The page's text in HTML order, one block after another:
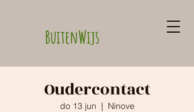
BuitenWijs
Oudercontact
do 13 jun
  |
Ninove